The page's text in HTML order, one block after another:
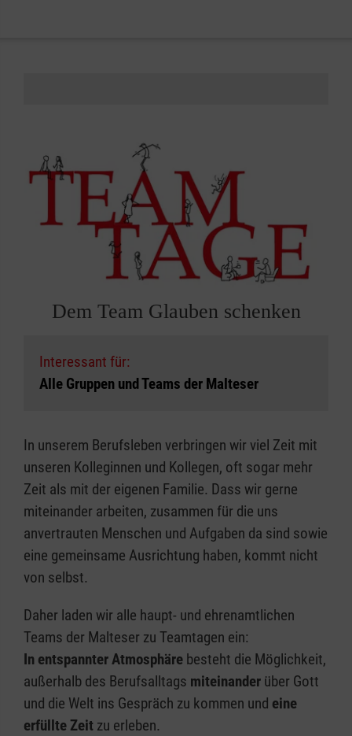
Dem Team Glauben schenken
Interessant für:
Alle Gruppen und Teams der Malteser
In unserem Berufsleben verbringen wir viel Zeit mit
unseren Kolleginnen und Kollegen, oft sogar mehr
Zeit als mit der eigenen Familie. Dass wir gerne
miteinander arbeiten, zusammen für die uns
anvertrauten Menschen und Aufgaben da sind sowie
eine gemeinsame Ausrichtung haben, kommt nicht
von selbst.
Daher laden wir alle haupt- und ehrenamtlichen
Teams der Malteser zu Teamtagen ein:
In entspannter Atmosphäre besteht die Möglichkeit,
außerhalb des Berufsalltags miteinander über Gott
und die Welt ins Gespräch zu kommen und eine
erfüllte Zeit zu erleben.